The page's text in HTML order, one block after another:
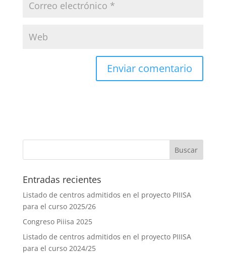
Entradas recientes
Listado de centros admitidos en el proyecto PIIISA
para el curso 2025/26
Congreso Piiisa 2025
Listado de centros admitidos en el proyecto PIIISA
para el curso 2024/25